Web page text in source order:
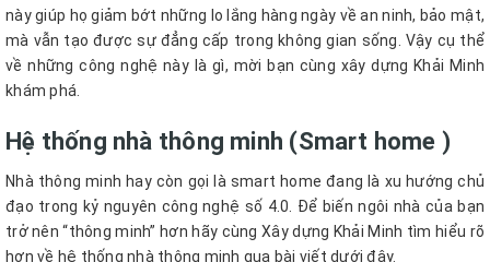
này giúp họ giảm bớt những lo lắng hàng ngày về an ninh, bảo mật,
mà vẫn tạo được sự đẳng cấp trong không gian sống. Vậy cụ thể
về những công nghệ này là gì, mời bạn cùng xây dựng Khải Minh
khám phá.
Hệ thống nhà thông minh (Smart home )
Nhà thông minh hay còn gọi là smart home đang là xu hướng chủ
đạo trong kỷ nguyên công nghệ số 4.0. Để biến ngôi nhà của bạn
trở nên “thông minh” hơn hãy cùng Xây dựng Khải Minh tìm hiểu rõ
hơn về hệ thống nhà thông minh qua bài viết dưới đây.